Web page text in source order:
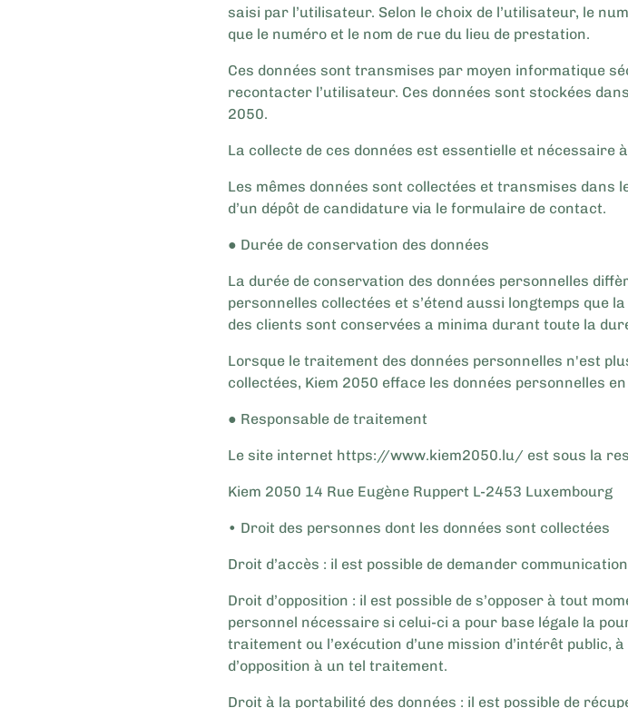
saisi par l’utilisateur. Selon le choix de l’utilisateur, le
que le numéro et le nom de rue du lieu de prestation.
Ces données sont transmises par moyen informatique
recontacter l’utilisateur. Ces données sont stockées
2050.
La collecte de ces données est essentielle et nécessaire
Les mêmes données sont collectées et transmises dans
d’un dépôt de candidature via le formulaire de contact.
● Durée de conservation des données
La durée de conservation des données personnelles
personnelles collectées et s’étend aussi longtemps que
des clients sont conservées a minima durant toute la
Lorsque le traitement des données personnelles n'est
collectées, Kiem 2050 efface les données personnelles
● Responsable de traitement
Le site internet https://www.kiem2050.lu/ est sous la
Kiem 2050 14 Rue Eugène Ruppert L-2453 Luxembourg
• Droit des personnes dont les données sont collectées
Droit d’accès : il est possible de demander
Droit d’opposition : il est possible de s’opposer à tout
personnel nécessaire si celui-ci a pour base légale la
traitement ou l’exécution d’une mission d’intérêt public,
d’opposition à un tel traitement.
Droit à la portabilité des données : il est possible de